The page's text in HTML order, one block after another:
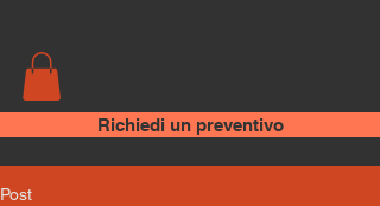
Richiedi un preventivo
Post